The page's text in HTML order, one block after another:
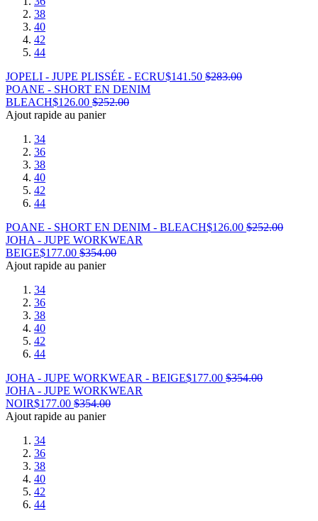
38
40
42
44
JOPELI - JUPE PLISSÉE - ECRU$141.50 $283.00
POANE - SHORT EN DENIM
BLEACH$126.00 $252.00
Ajout rapide au panier
34
36
38
40
42
44
POANE - SHORT EN DENIM - BLEACH$126.00 $252.00
JOHA - JUPE WORKWEAR
BEIGE$177.00 $354.00
Ajout rapide au panier
34
36
38
40
42
44
JOHA - JUPE WORKWEAR - BEIGE$177.00 $354.00
JOHA - JUPE WORKWEAR
NOIR$177.00 $354.00
Ajout rapide au panier
34
36
38
40
42
44